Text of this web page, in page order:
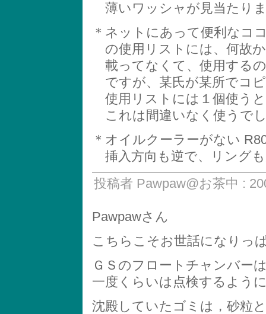
薄いワッシャが見当たり
＊ネットにあって便利なコ
の使用リストには、何故
載ってなくて、使用する
ですが、某氏が某所でコ
使用リストには１個使う
これは間違いなく使うで
＊オイルクーラーがない
挿入方向も逆で、リング
投稿者 Pawpaw@お茶中 :
Pawpawさん
こちらこそお世話になりっ
ＧＳのフロートチャンバー
一度くらいは点検するよう
沈殿していたゴミは，砂粒